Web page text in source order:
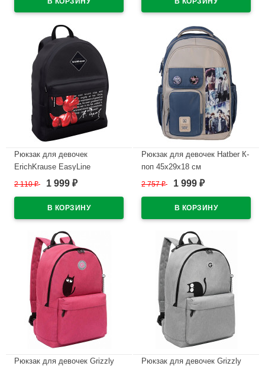
Рюкзак для девочек
ErichKrause EasyLine
Каштанка черный 39x13x29
2 110₽ 1 999 ₽
Рюкзак для девочек Hatber К-
поп 45х29х18 см
арт.NRk_20004
2 757₽ 1 999 ₽
Рюкзак для девочек Grizzly
Рюкзак для девочек Grizzly